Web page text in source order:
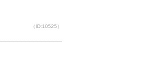
（ID:10525）